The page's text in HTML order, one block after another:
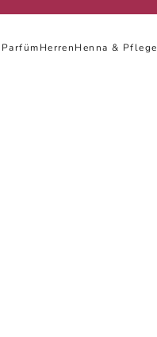
ParfümHerrenHenna & Pflege